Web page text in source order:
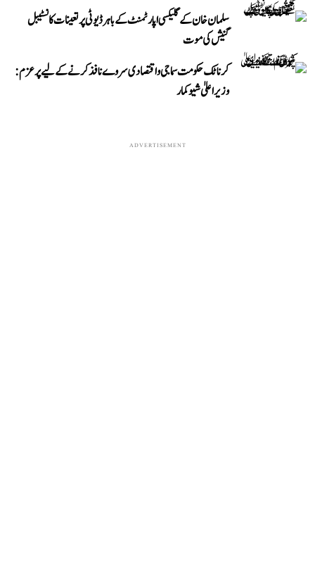
سلمان خان کے گلیکسی اپارٹمنٹ کے باہر ڈیوٹی پر تعینات کانسٹیبل
گنیش کی موت
کرناٹک حکومت سماجی و اقتصادی سروے نافذ کرنے کے لیے پرعزم:
وزیر اعلیٰ شیوکمار
ADVERTISEMENT